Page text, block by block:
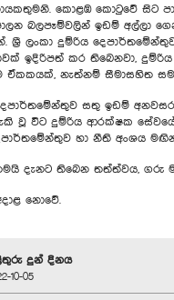
කොළඹ කොටුවේ සිට
බලපෑම්වලින් ඉඩම් අල්ලා
ශ්‍රී ලංකා දුම්රිය
ඉදිරිපත් කර තිබෙනවා,
ඒකකයක්, නැත්නම් සීමාසහිත
සතු ඉඩම්
වූ විට දුම්රිය ආරක්ෂක
හා නීති අංශය
දැනට තිබෙන තත්ත්වය, ගරු
නොවේ.
දුන් දිනය
10-05